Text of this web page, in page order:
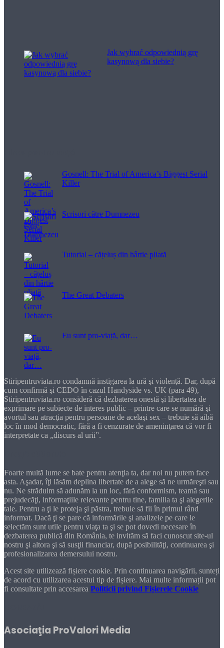
Jak wybrać odpowiednią grę
kasynową dla siebie?
Gosnell: The Trial of America’s Biggest Serial
Killer
Scrisori către Dumnezeu
Tutorial – cățeluș din hârtie pliată
The Great Debaters
Eu sunt pro-viață, dar…
Stiripentruviata.ro condamnă instigarea la ură şi violenţă. Dar, după
cum confirmă şi CEDO în cazul Handyside vs. UK (para 49),
Stiripentruviata.ro consideră că dezbaterea onestă şi libertatea de
exprimare pe subiecte de interes public – printre care se numără şi
avortul sau atracţia pentru persoane de acelaşi sex – trebuie să aibă
loc în mod democratic, fără a fi cenzurate de ameninţarea că vor fi
interpretate ca „discurs al urii”.
Foarte multă lume se bate pentru atenţia ta, dar noi nu putem face
asta. Aşadar, îţi lăsăm deplina libertate de a alege să ne urmăreşti sau
nu. Ne străduim să adunăm la un loc, fără conformism, teamă sau
prejudecăţi, informaţiile relevante pentru tine, familia ta şi alegerile
tale. Pentru a ţi le proteja şi păstra, trebuie să fii în primul rând
informat. Dacă ţi se pare că informările şi analizele pe care le
selectăm sunt utile pentru viaţa ta şi se pot dovedi necesare în
dezbaterea publică din România, te invităm să faci cunoscut site-ul
nostru şi altora şi să susţii financiar, după posibilităţi, continuarea şi
profesionalizarea demersului nostru.
Acest site utilizează fișiere cookie. Prin continuarea navigării, sunteți
de acord cu utilizarea acestui tip de fișiere. Mai multe informații pot
fi consultate prin accesarea Politicii privind Fișierele Cookie
Asociaţia ProValori Media